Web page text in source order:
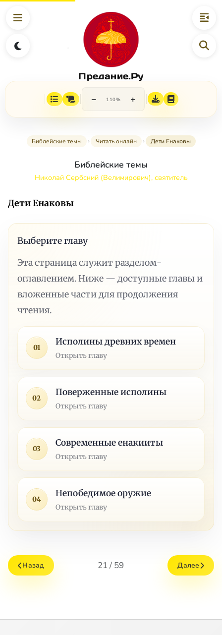
Предание.Ру
− 110% +
Библейские темы Читать онлайн Дети Енаковы
Библейские темы
Николай Сербский (Велимирович), святитель
Дети Енаковы
Выберите главу
Эта страница служит разделом-
оглавлением. Ниже — доступные главы и
вложенные части для продолжения
чтения.
01
Исполины древних времен
Открыть главу
02
Поверженные исполины
Открыть главу
03
Современные енакииты
Открыть главу
04
Непобедимое оружие
Открыть главу
Назад 21 / 59 Далее